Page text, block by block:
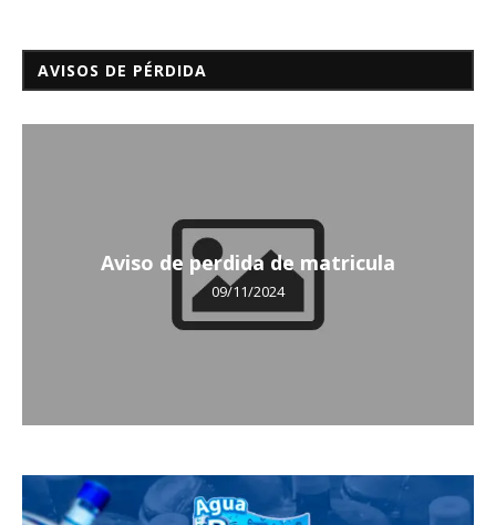
AVISOS DE PÉRDIDA
Aviso de perdida de matricula
09/11/2024